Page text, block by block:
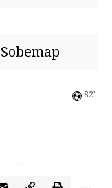
Sobemap
82'